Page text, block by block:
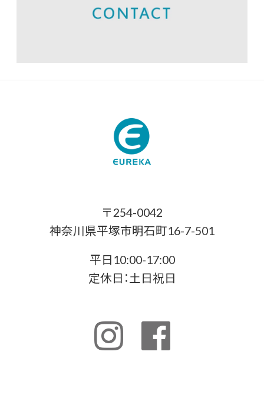
〒254-0042
神奈川県平塚市明石町16-7-501
平日10:00-17:00
定休日：土日祝日